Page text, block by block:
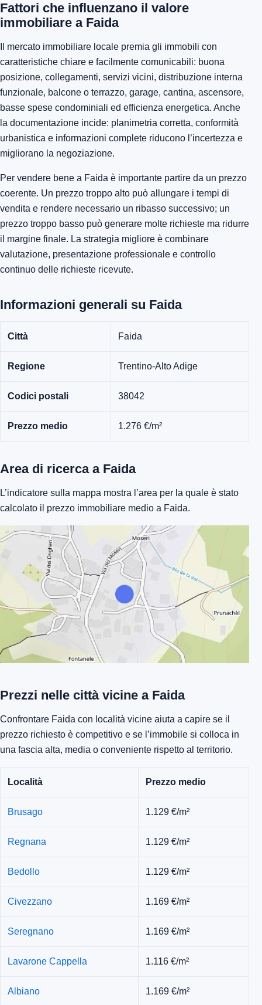
Fattori che influenzano il valore
immobiliare a Faida
Il mercato immobiliare locale premia gli immobili con
caratteristiche chiare e facilmente comunicabili: buona
posizione, collegamenti, servizi vicini, distribuzione interna
funzionale, balcone o terrazzo, garage, cantina, ascensore,
basse spese condominiali ed efficienza energetica. Anche
la documentazione incide: planimetria corretta, conformità
urbanistica e informazioni complete riducono l’incertezza e
migliorano la negoziazione.
Per vendere bene a Faida è importante partire da un prezzo
coerente. Un prezzo troppo alto può allungare i tempi di
vendita e rendere necessario un ribasso successivo; un
prezzo troppo basso può generare molte richieste ma ridurre
il margine finale. La strategia migliore è combinare
valutazione, presentazione professionale e controllo
continuo delle richieste ricevute.
Informazioni generali su Faida
Città Faida
Regione Trentino-Alto Adige
Codici postali 38042
Prezzo medio 1.276 €/m²
Area di ricerca a Faida
L’indicatore sulla mappa mostra l’area per la quale è stato
calcolato il prezzo immobiliare medio a Faida.
Prezzi nelle città vicine a Faida
Confrontare Faida con località vicine aiuta a capire se il
prezzo richiesto è competitivo e se l’immobile si colloca in
una fascia alta, media o conveniente rispetto al territorio.
Località Prezzo medio
Brusago 1.129 €/m²
Regnana 1.129 €/m²
Bedollo 1.129 €/m²
Civezzano 1.169 €/m²
Seregnano 1.169 €/m²
Lavarone Cappella 1.116 €/m²
Albiano 1.169 €/m²